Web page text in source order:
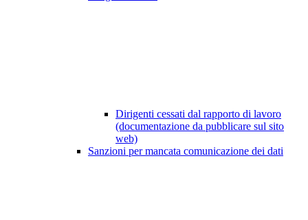
Dirigenti cessati dal rapporto di lavoro
(documentazione da pubblicare sul sito
web)
Sanzioni per mancata comunicazione dei dati